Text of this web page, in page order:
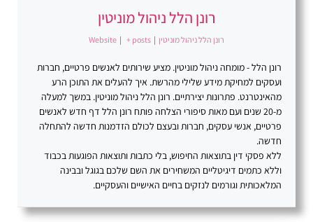
רונן הלל ניהול מוניטין
רונן הלל ניהול מוניטין |
Website | + posts
רונן הלל - מומחה ניהול מוניטין. מציע שירותים לאנשים פרטיים, חברות
ועסקים למחיקת מידע שלילי מהרשת. איך להעלים את התוכן הרע
מהאינטרנט. פתרונות יצירתיים. רונן הלל ניהול מוניטין. במשך למעלה
מ-20 שנים ועם מאות סיפורי הצלחה פותח רונן הלל דף חדש לאנשים
פרטיים, אנשי עסקים, חברות ובעצם לכולם הזדמנות חדשה להתחלה
חדשה.
ללא פסקי דין בתוצאות החיפוש, בלי כתבות ותוצאות הפוגעות בכבוד
וללא כתמים דיגיטליים המשחירים את השם שלכם בגוגל ובבינה
המלאכותית וגורמים לנזקים בחיים האישיים והעסקיים.